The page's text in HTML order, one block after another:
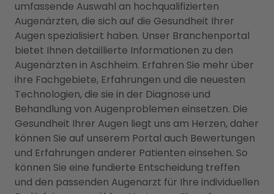
umfassende Auswahl an hochqualifizierten
Augenärzten, die sich auf die Gesundheit Ihrer
Augen spezialisiert haben. Unser Branchenportal
bietet Ihnen detaillierte Informationen zu den
Augenärzten in Aschheim. Erfahren Sie mehr über
ihre Fachgebiete, Erfahrungen und die neuesten
Technologien, die sie in der Diagnose und
Behandlung von Augenproblemen einsetzen. Die
Gesundheit Ihrer Augen liegt uns am Herzen, daher
können Sie auf unserem Portal auch Bewertungen
und Erfahrungen anderer Patienten einsehen. So
können Sie eine fundierte Entscheidung treffen
und den passenden Augenarzt für Ihre individuellen